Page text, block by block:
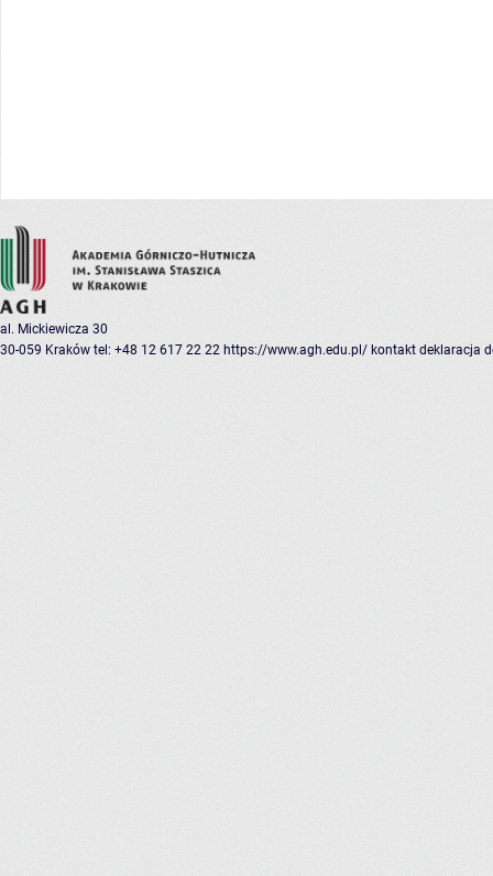
al. Mickiewicza 30
30-059 Kraków tel: +48 12 617 22 22 https://www.agh.edu.pl/ kontakt deklaracja